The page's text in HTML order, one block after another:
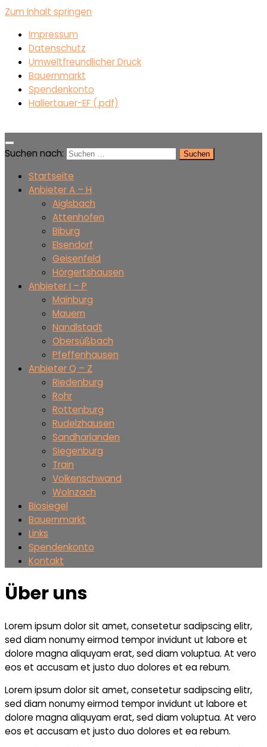
Zum Inhalt springen
Impressum
Datenschutz
Umweltfreundlicher Druck
Bauernmarkt
Spendenkonto
Hallertauer-EF (.pdf)
Suchen nach:
Startseite
Anbieter A – H
Aiglsbach
Attenhofen
Biburg
Elsendorf
Geisenfeld
Hörgertshausen
Anbieter I – P
Mainburg
Mauern
Nandlstadt
Obersüßbach
Pfeffenhausen
Anbieter Q – Z
Riedenburg
Rohr
Rottenburg
Rudelzhausen
Sandharlanden
Siegenburg
Train
Volkenschwand
Wolnzach
Biosiegel
Bauernmarkt
Links
Spendenkonto
Kontakt
Über uns
Lorem ipsum dolor sit amet, consetetur sadipscing elitr,
sed diam nonumy eirmod tempor invidunt ut labore et
dolore magna aliquyam erat, sed diam voluptua. At vero
eos et accusam et justo duo dolores et ea rebum.
Lorem ipsum dolor sit amet, consetetur sadipscing elitr,
sed diam nonumy eirmod tempor invidunt ut labore et
dolore magna aliquyam erat, sed diam voluptua. At vero
eos et accusam et justo duo dolores et ea rebum.